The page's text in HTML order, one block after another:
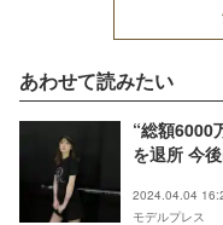
あわせて読みたい
“総額6000
を退所 今
2024.04.04
モデルプレス